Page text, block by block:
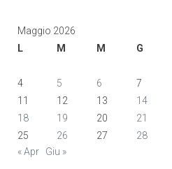
Maggio 2026
L
M M G
4
5 6 7
11
12 13 14
18
19 20 21
25
26 27 28
« Apr
Giu »